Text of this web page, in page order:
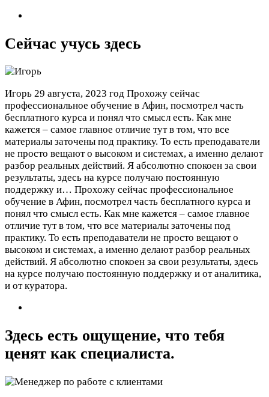
Сейчас учусь здесь
Игорь 29 августа, 2023 год Прохожу сейчас
профессиональное обучение в Афин, посмотрел часть
бесплатного курса и понял что смысл есть. Как мне
кажется – самое главное отличие тут в том, что все
материалы заточены под практику. То есть преподаватели
не просто вещают о высоком и системах, а именно делают
разбор реальных действий. Я абсолютно спокоен за свои
результаты, здесь на курсе получаю постоянную
поддержку и… Прохожу сейчас профессиональное
обучение в Афин, посмотрел часть бесплатного курса и
понял что смысл есть. Как мне кажется – самое главное
отличие тут в том, что все материалы заточены под
практику. То есть преподаватели не просто вещают о
высоком и системах, а именно делают разбор реальных
действий. Я абсолютно спокоен за свои результаты, здесь
на курсе получаю постоянную поддержку и от аналитика,
и от куратора.
Здесь есть ощущение, что тебя
ценят как специалиста.